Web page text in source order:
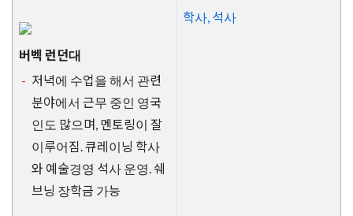
버벡 런던대
저녁에 수업을 해서 관련
분야에서 근무 중인 영국
인도 많으며, 멘토링이 잘
이루어짐. 큐레이닝 학사
와 예술경영 석사 운영. 쉐
브닝 장학금 가능
학사, 석사